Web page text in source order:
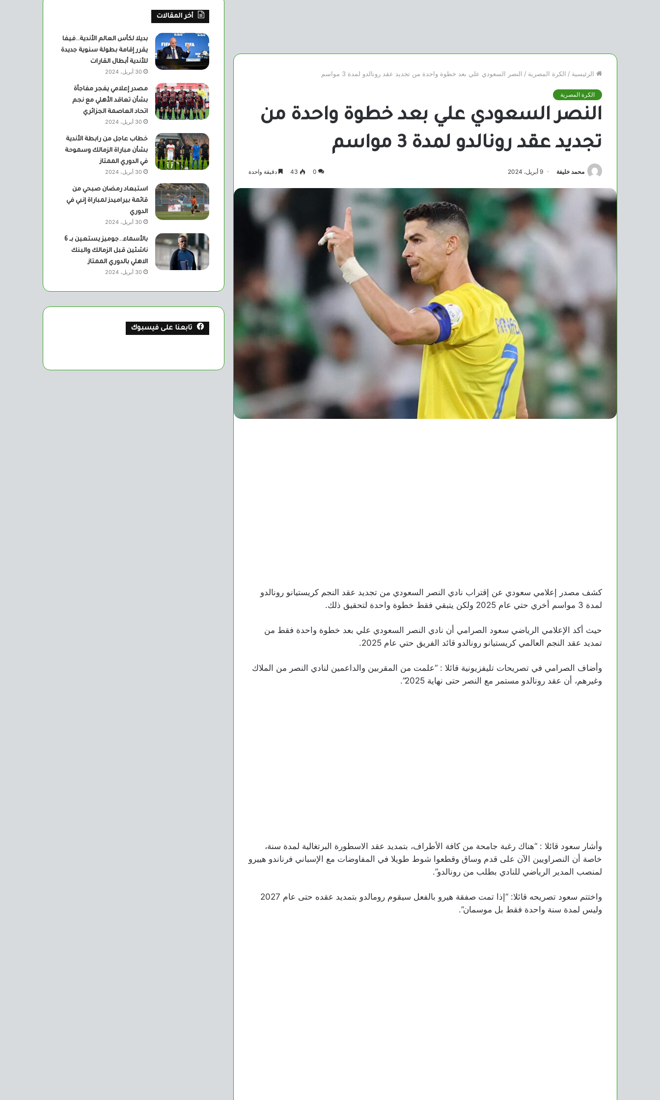
الرئيسية / الكرة المصرية / النصر السعودي علي بعد خطوة واحدة من تجديد عقد رونالدو لمدة 3 مواسم
الكرة المصرية
النصر السعودي علي بعد خطوة واحدة من
تجديد عقد رونالدو لمدة 3 مواسم
محمد خليفة 9 أبريل، 2024 0
43 دقيقة واحدة
كشف مصدر إعلامي سعودي عن إقتراب نادي النصر السعودي من تجديد عقد النجم كريستيانو رونالدو
لمدة 3 مواسم أخري حتي عام 2025 ولكن يتبقي فقط خطوة واحدة لتحقيق ذلك.
حيث أكد الإعلامي الرياضي سعود الصرامي أن نادي النصر السعودي علي بعد خطوة واحدة فقط من
تمديد عقد النجم العالمي كريستيانو رونالدو قائد الفريق حتي عام 2025.
وأضاف الصرامي في تصريحات تليفزيونية قائلا : “علمت من المقربين والداعمين لنادي النصر من الملاك
وغيرهم، أن عقد رونالدو مستمر مع النصر حتى نهاية 2025”.
وأشار سعود قائلا : “هناك رغبة جامحة من كافة الأطراف، بتمديد عقد الاسطورة البرتغالية لمدة سنة،
خاصة أن النصراويين الآن على قدم وساق وقطعوا شوط طويلا في المفاوضات مع الإسباني فرناندو هييرو
لمنصب المدير الرياضي للنادي بطلب من رونالدو”.
واختتم سعود تصريحه قائلا: “إذا تمت صفقة هيرو بالفعل سيقوم رومالدو بتمديد عقده حتى عام 2027
وليس لمدة سنة واحدة فقط بل موسمان”.
أخر المقالات
بديلا لكأس العالم الأندية..فيفا
يقرر إقامة بطولة سنوية جديدة
للأندية أبطال القارات
30 أبريل، 2024
مصدر إعلامي يفجر مفاجأة
بشأن تعاقد الأهلي مع نجم
اتحاد العاصمة الجزائري
30 أبريل، 2024
خطاب عاجل من رابطة الأندية
بشأن مباراة الزمالك وسموحة
في الدوري الممتاز
30 أبريل، 2024
استبعاد رمضان صبحي من
قائمة بيراميدز لمباراة إنبي في
الدوري
30 أبريل، 2024
بالأسماء..جوميز يستعين بــ 6
ناشئين قبل الزمالك والبنك
الاهلي بالدوري الممتاز
30 أبريل، 2024
تابعنا على فيسبوك